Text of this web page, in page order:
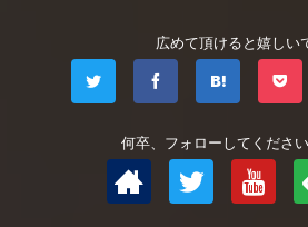
広めて頂けると嬉しい
何卒、フォローしてくださ